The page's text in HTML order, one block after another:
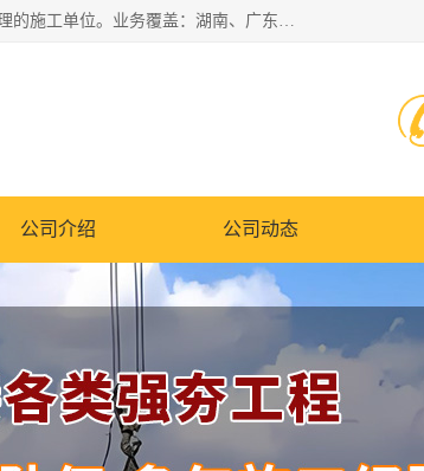
湖南业峻强夯基础工程有限公司是一家专业从事湖南强夯基础工程、强夯机租赁，地基处理的施工单位。业务覆盖：湖南、广东，江西等地。可承接1000KN.m-25000KN.m强夯（置换）工程。公司创始人是国内较早期从事强夯施工的建设者，经过多年的一步一个脚印的发展，在行业内具有较高的度和良好的口碑。
公司介绍 公司动态